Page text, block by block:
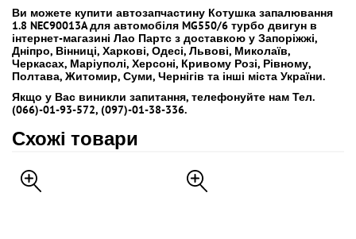
Ви можете купити автозапчастину Котушка запалювання
1.8 NEC90013A для автомобіля MG550/6 турбо двигун в
інтернет-магазині Лао Партс з доставкою у Запоріжжі,
Дніпро, Вінниці, Харкові, Одесі, Львові, Миколаїв,
Черкасах, Маріуполі, Херсоні, Кривому Розі, Рівному,
Полтава, Житомир, Суми, Чернігів та інші міста України.
Якщо у Вас виникли запитання, телефонуйте нам Тел.
(066)-01-93-572, (097)-01-38-336.
Схожі товари